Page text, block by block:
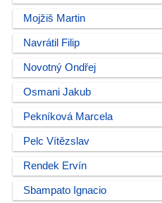
Mojžiš Martin
Navrátil Filip
Novotný Ondřej
Osmani Jakub
Pekníková Marcela
Pelc Vítězslav
Rendek Ervín
Sbampato Ignacio